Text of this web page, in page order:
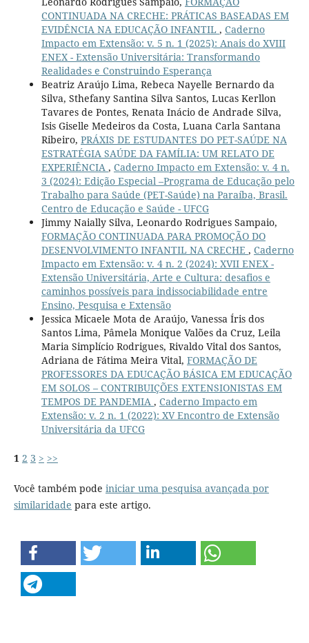
CONTINUADA NA CRECHE: PRÁTICAS BASEADAS EM
EVIDÊNCIA NA EDUCAÇÃO INFANTIL , Caderno
Impacto em Extensão: v. 5 n. 1 (2025): Anais do XVIII
ENEX - Extensão Universitária: Transformando
Realidades e Construindo Esperança
Beatriz Araújo Lima, Rebeca Nayelle Bernardo da
Silva, Sthefany Santina Silva Santos, Lucas Kerllon
Tavares de Pontes, Renata Inácio de Andrade Silva,
Isis Giselle Medeiros da Costa, Luana Carla Santana
Ribeiro, PRÁXIS DE ESTUDANTES DO PET-SAÚDE NA
ESTRATÉGIA SAÚDE DA FAMÍLIA: UM RELATO DE
EXPERIÊNCIA , Caderno Impacto em Extensão: v. 4 n.
3 (2024): Edição Especial –Programa de Educação pelo
Trabalho para Saúde (PET-Saúde) na Paraíba, Brasil.
Centro de Educação e Saúde - UFCG
Jimmy Naially Silva, Leonardo Rodrigues Sampaio,
FORMAÇÃO CONTINUADA PARA PROMOÇÃO DO
DESENVOLVIMENTO INFANTIL NA CRECHE , Caderno
Impacto em Extensão: v. 4 n. 2 (2024): XVII ENEX -
Extensão Universitária, Arte e Cultura: desafios e
caminhos possíveis para indissociabilidade entre
Ensino, Pesquisa e Extensão
Jessica Micaele Mota de Araújo, Vanessa Íris dos
Santos Lima, Pâmela Monique Valões da Cruz, Leila
Maria Simplício Rodrigues, Rivaldo Vital dos Santos,
Adriana de Fátima Meira Vital, FORMAÇÃO DE
PROFESSORES DA EDUCAÇÃO BÁSICA EM EDUCAÇÃO
EM SOLOS – CONTRIBUIÇÕES EXTENSIONISTAS EM
TEMPOS DE PANDEMIA , Caderno Impacto em
Extensão: v. 2 n. 1 (2022): XV Encontro de Extensão
Universitária da UFCG
1 2 3 > >>
Você também pode iniciar uma pesquisa avançada por
similaridade para este artigo.